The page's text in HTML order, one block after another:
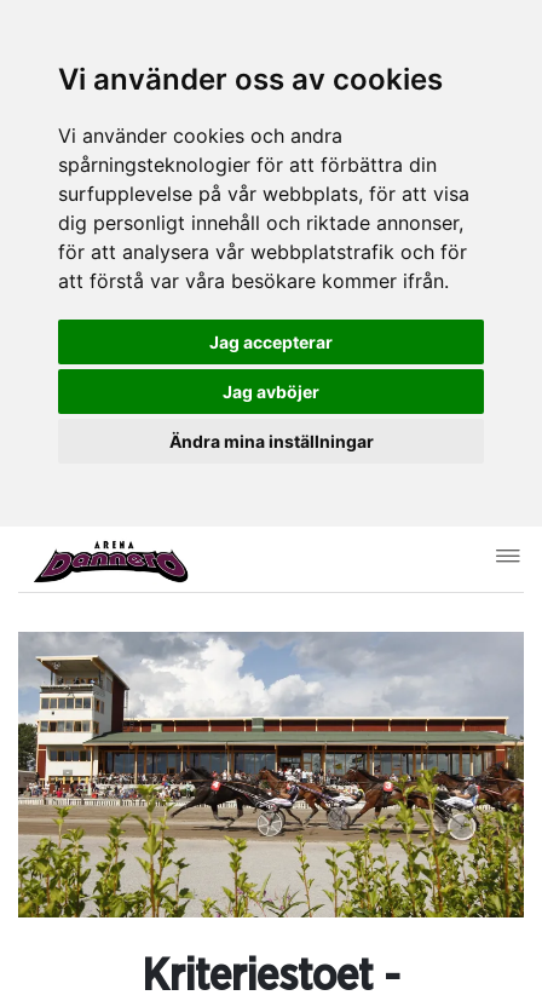
Vi använder oss av cookies
Vi använder cookies och andra
spårningsteknologier för att förbättra din
surfupplevelse på vår webbplats, för att visa
dig personligt innehåll och riktade annonser,
för att analysera vår webbplatstrafik och för
att förstå var våra besökare kommer ifrån.
Jag accepterar
Jag avböjer
Ändra mina inställningar
Kriteriestoet -